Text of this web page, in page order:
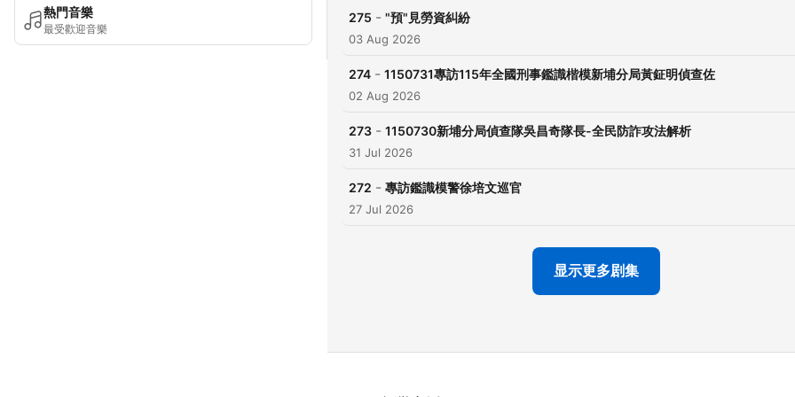
熱門音樂
最受歡迎音樂
外地的朋友更知道新竹的好
水。
局合作，主持人海倫與來賓
案例及資訊，讓聽眾朋友們
【空中監理所】:為強化桃竹
區的民眾,對各項監理業務資
通法規的了解, 新竹分臺與
275 - "預"見勞資糾紛
03 Aug 2026
274 - 1150731專訪115年全國刑事鑑識楷模新埔分局黃鉦明偵查佐
02 Aug 2026
273 - 1150730新埔分局偵查隊吳昌奇隊長-全民防詐攻法解析
31 Jul 2026
272 - 專訪鑑識模警徐培文巡官
27 Jul 2026
显示更多剧集